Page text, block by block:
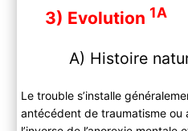
3) Evolution 1A
A) Histoire
Le trouble s’installe
antécédent de traumatisme ou